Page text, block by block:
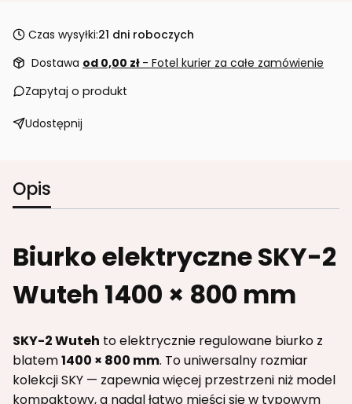
Czas wysyłki:21 dni roboczych
Dostawa od 0,00 zł - Fotel kurier za całe zamówienie
Zapytaj o produkt
Udostępnij
Opis
Biurko elektryczne SKY-2
Wuteh 1400 × 800 mm
SKY-2 Wuteh to elektrycznie regulowane biurko z
blatem1400 × 800 mm. To uniwersalny rozmiar
kolekcji SKY — zapewnia więcej przestrzeni niż model
kompaktowy, a nadal łatwo mieści się w typowym